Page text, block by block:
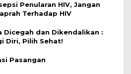
Penularan HIV, Jangan
Terhadap HIV
Dicegah dan Dikendalikan :
Diri, Pilih Sehat!
Pasangan